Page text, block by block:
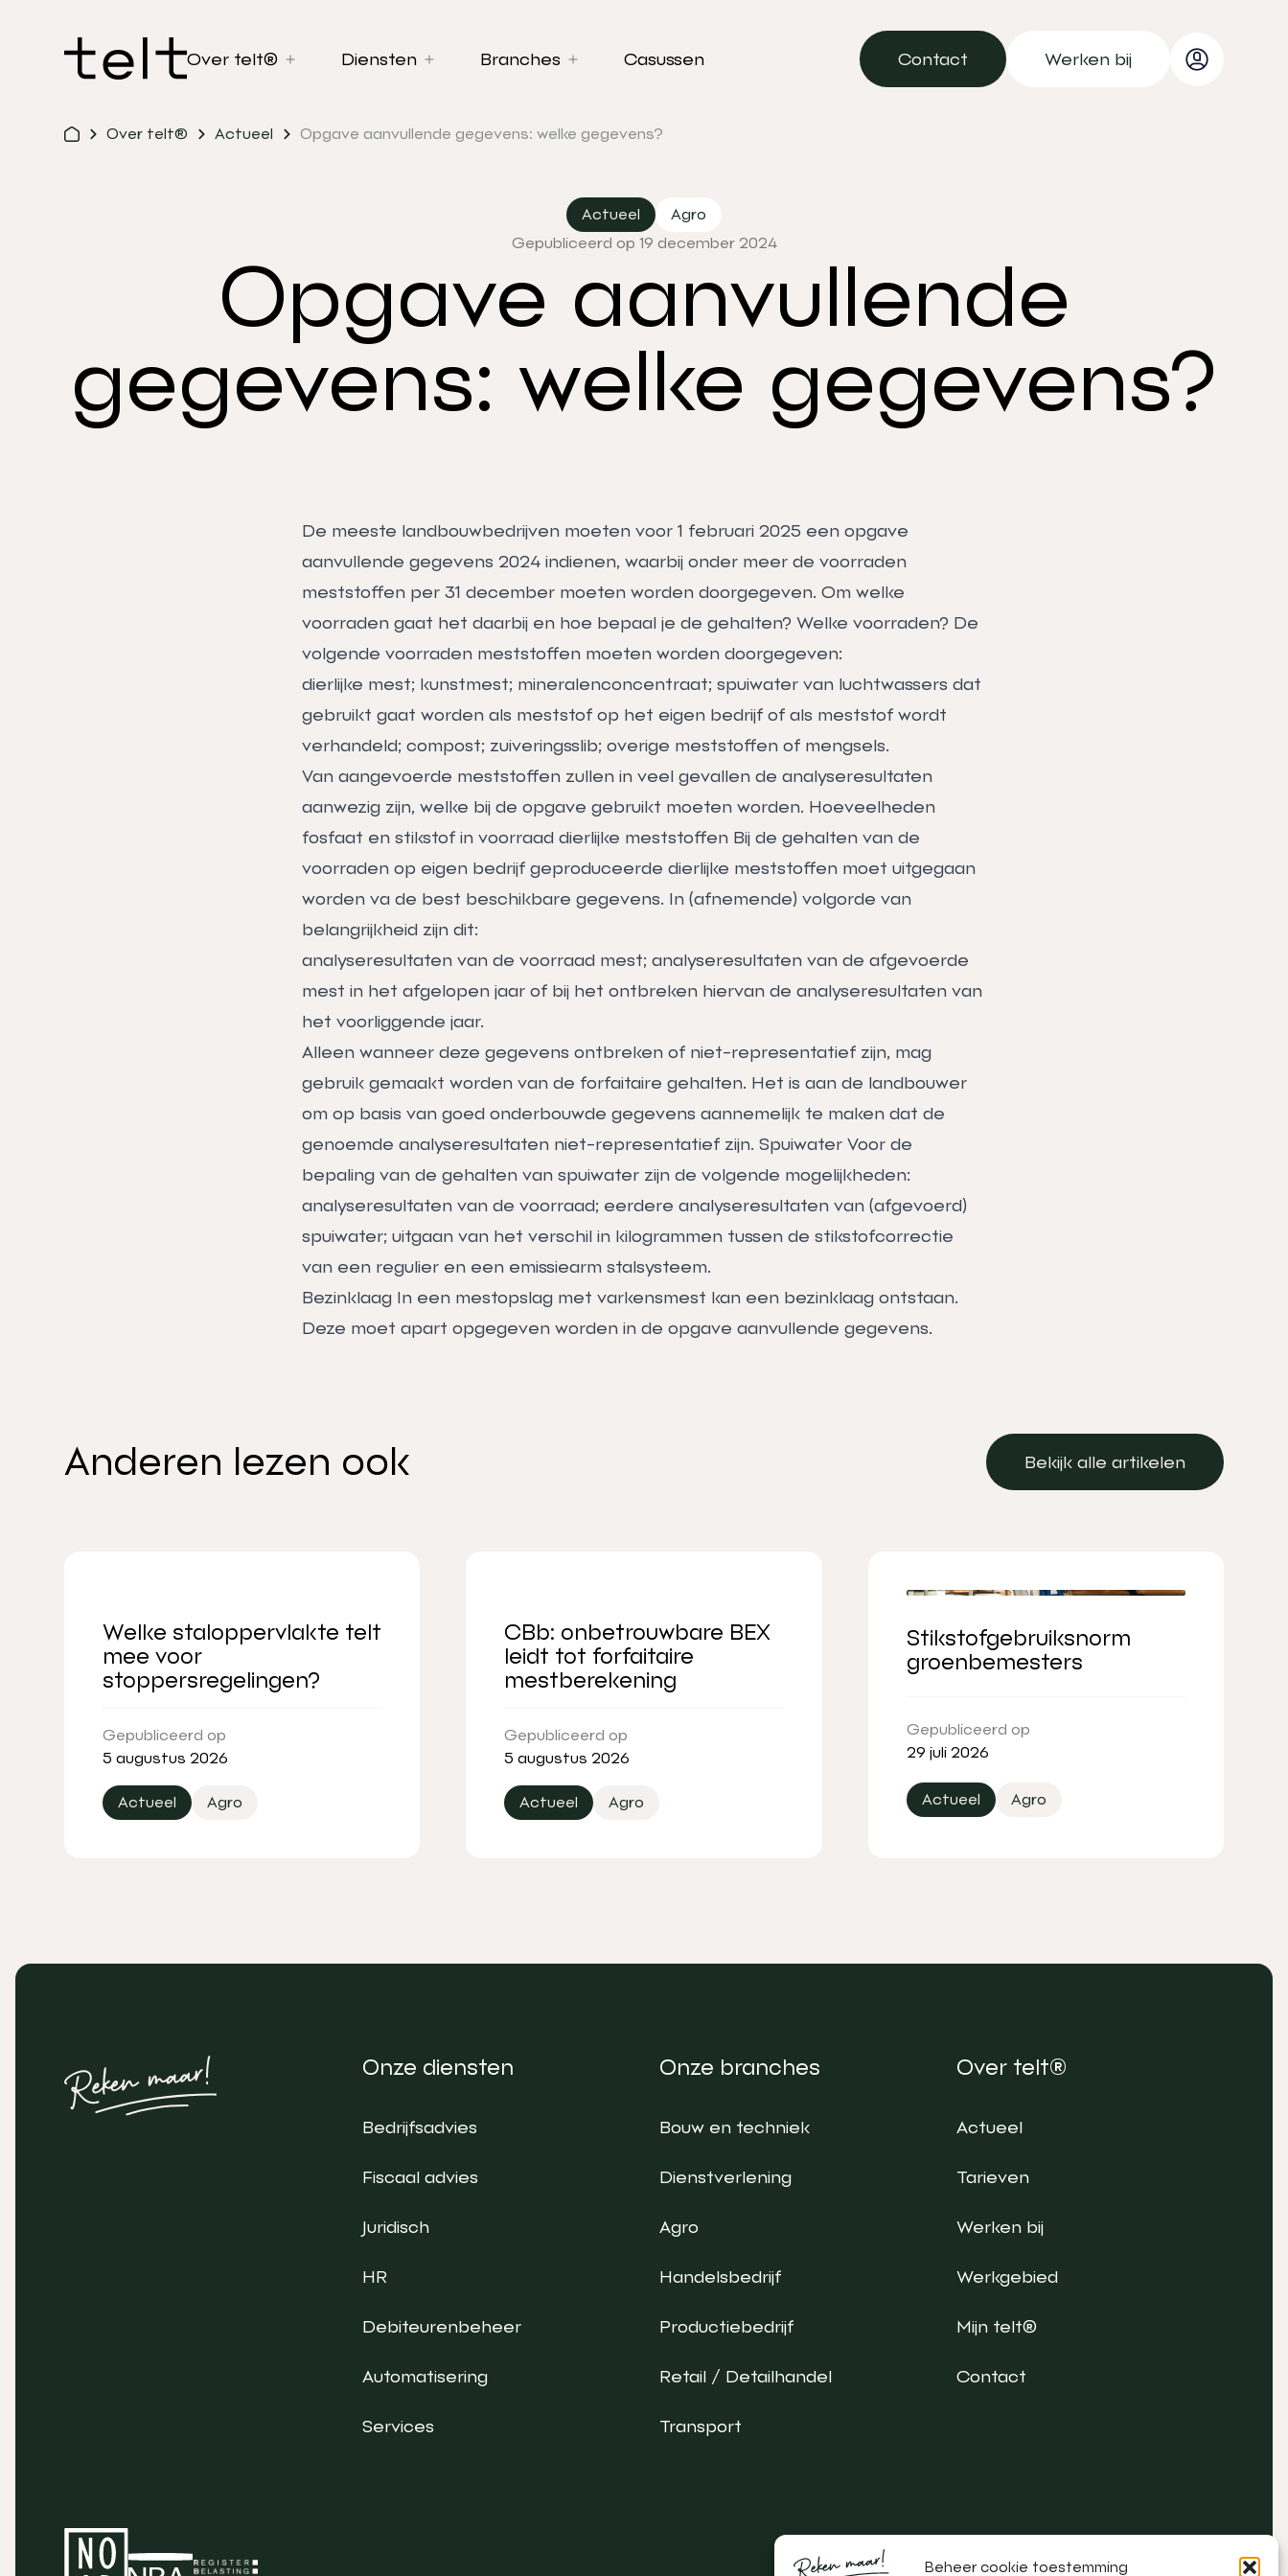
Beheer cookie toestemming
Over telt® Diensten Branches Casussen
Contact
Contact
Werken bij
Over telt® Actueel Opgave aanvullende gegevens: welke gegevens?
Actueel
Agro
Gepubliceerd op 19 december 2024
Opgave aanvullende
gegevens: welke gegevens?
De meeste landbouwbedrijven moeten voor 1 februari 2025 een opgave
aanvullende gegevens 2024 indienen, waarbij onder meer de voorraden
meststoffen per 31 december moeten worden doorgegeven. Om welke
voorraden gaat het daarbij en hoe bepaal je de gehalten? Welke voorraden? De
volgende voorraden meststoffen moeten worden doorgegeven:
dierlijke mest; kunstmest; mineralenconcentraat; spuiwater van luchtwassers dat
gebruikt gaat worden als meststof op het eigen bedrijf of als meststof wordt
verhandeld; compost; zuiveringsslib; overige meststoffen of mengsels.
Van aangevoerde meststoffen zullen in veel gevallen de analyseresultaten
aanwezig zijn, welke bij de opgave gebruikt moeten worden. Hoeveelheden
fosfaat en stikstof in voorraad dierlijke meststoffen Bij de gehalten van de
voorraden op eigen bedrijf gepro­duceerde dierlijke meststoffen moet uitgegaan
worden va de best beschikbare ge­­­gevens. In (afnemende) volgorde van
belangrijkheid zijn dit:
analyseresultaten van de voorraad mest; analyseresultaten van de afgevoerde
mest in het afgelopen jaar of bij het ontbreken hiervan de analyseresultaten van
het voorliggende jaar.
Alleen wanneer deze gegevens ontbreken of niet-repre­sentatief zijn, mag
gebruik gemaakt worden van de forfaitaire gehalten. Het is aan de landbouwer
om op basis van goed onderbouwde gegevens aanneme­lijk te maken dat de
genoemde analyseresultaten niet-representatief zijn. Spuiwater Voor de
bepaling van de gehalten van spuiwater zijn de volgende mogelijkheden:
analyseresultaten van de voorraad; eerdere analyseresultaten van (afgevoerd)
spuiwater; uitgaan van het verschil in kilogrammen tussen de stikstofcorrectie
van een regulier en een emissiearm stalsysteem.
Bezinklaag In een mestopslag met varkensmest kan een bezinklaag ontstaan.
Deze moet apart opgegeven worden in de opgave aanvullende gegevens.
Anderen lezen ook
Bekijk alle artikelen
Bekijk alle artikelen
Welke staloppervlakte telt
mee voor
stoppersregelingen?
Gepubliceerd op
5 augustus 2026
Actueel Agro
CBb: onbetrouwbare BEX
leidt tot forfaitaire
mestberekening
Gepubliceerd op
5 augustus 2026
Actueel Agro
Stikstofgebruiksnorm
groenbemesters
Gepubliceerd op
29 juli 2026
Actueel Agro
Onze diensten
Bedrijfsadvies
Fiscaal advies
Juridisch
HR
Debiteurenbeheer
Automatisering
Services
Onze branches
Bouw en techniek
Dienstverlening
Agro
Handelsbedrijf
Productiebedrijf
Retail / Detailhandel
Transport
Over telt®
Actueel
Tarieven
Werken bij
Werkgebied
Mijn telt®
Contact